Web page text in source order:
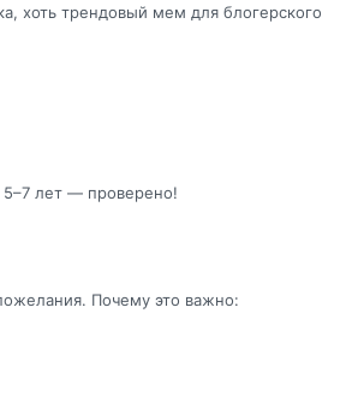
хоть трендовый мем для блогерского
5–7 лет — проверено!
Почему это важно: